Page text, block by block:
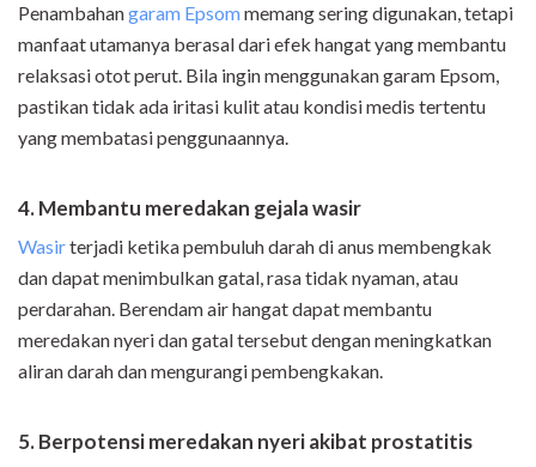
Penambahangaram Epsommemang sering digunakan, tetapi
manfaat utamanya berasal dari efek hangat yang membantu
relaksasi otot perut. Bila ingin menggunakan garam Epsom,
pastikan tidak ada iritasi kulit atau kondisi medis tertentu
yang membatasi penggunaannya.
4. Membantu meredakan gejala wasir
Wasirterjadi ketika pembuluh darah di anus membengkak
dan dapat menimbulkan gatal, rasa tidak nyaman, atau
perdarahan. Berendam air hangat dapat membantu
meredakan nyeri dan gatal tersebut dengan meningkatkan
aliran darah dan mengurangi pembengkakan.
5. Berpotensi meredakan nyeri akibat prostatitis